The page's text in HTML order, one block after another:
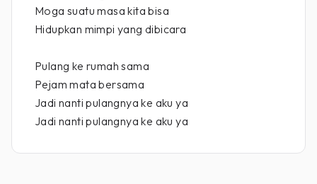
Moga suatu masa kita bisa
Hidupkan mimpi yang dibicara
Pulang ke rumah sama
Pejam mata bersama
Jadi nanti pulangnya ke aku ya
Jadi nanti pulangnya ke aku ya